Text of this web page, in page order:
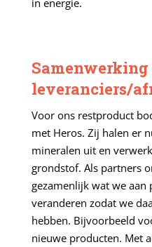
Samenwerking
leveranciers/
Voor ons restproduct
met Heros. Zij halen er
mineralen uit en
grondstof. Als partners
gezamenlijk wat we aan
veranderen zodat we
hebben. Bijvoorbeeld
nieuwe producten. Met